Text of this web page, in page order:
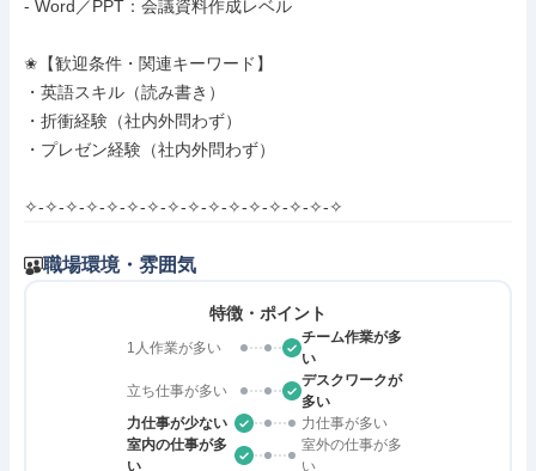
- Word／PPT：会議資料作成レベル
✬【歓迎条件・関連キーワード】
・英語スキル（読み書き）
・折衝経験（社内外問わず）
・プレゼン経験（社内外問わず）
✧-✧-✧-✧-✧-✧-✧-✧-✧-✧-✧-✧-✧-✧-✧-✧
職場環境・雰囲気
特徴・ポイント
1人作業が多い
チーム作業が多
い
立ち仕事が多い
デスクワークが
多い
力仕事が少ない
力仕事が多い
室内の仕事が多
い
室外の仕事が多
い